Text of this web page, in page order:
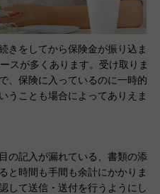
きをしてから保険金が振り込ま
スが多くあります。受け取りま
、保険に入っているのに一時的
うことも場合によってありえま
の記入が漏れている、書類の添
と時間も手間も余計にかかりま
して送信・送付を行うようにし